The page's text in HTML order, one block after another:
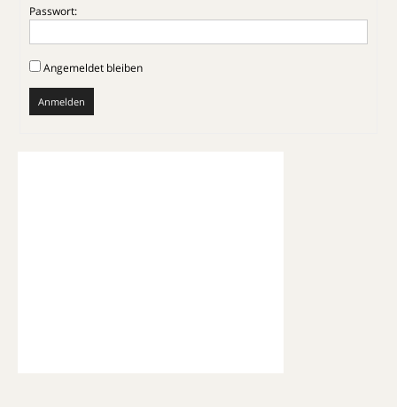
Passwort:
Angemeldet bleiben
Anmelden